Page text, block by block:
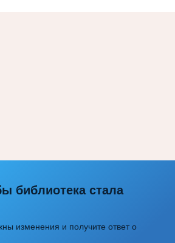
библиотека стала
изменения и получите ответ о